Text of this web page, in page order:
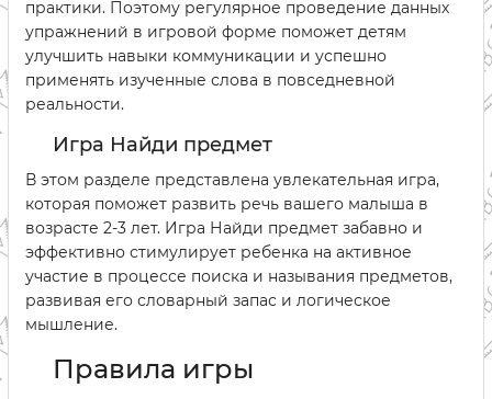
практики. Поэтому регулярное проведение данных
упражнений в игровой форме поможет детям
улучшить навыки коммуникации и успешно
применять изученные слова в повседневной
реальности.
Игра Найди предмет
В этом разделе представлена увлекательная игра,
которая поможет развить речь вашего малыша в
возрасте 2-3 лет. Игра Найди предмет забавно и
эффективно стимулирует ребенка на активное
участие в процессе поиска и называния предметов,
развивая его словарный запас и логическое
мышление.
Правила игры